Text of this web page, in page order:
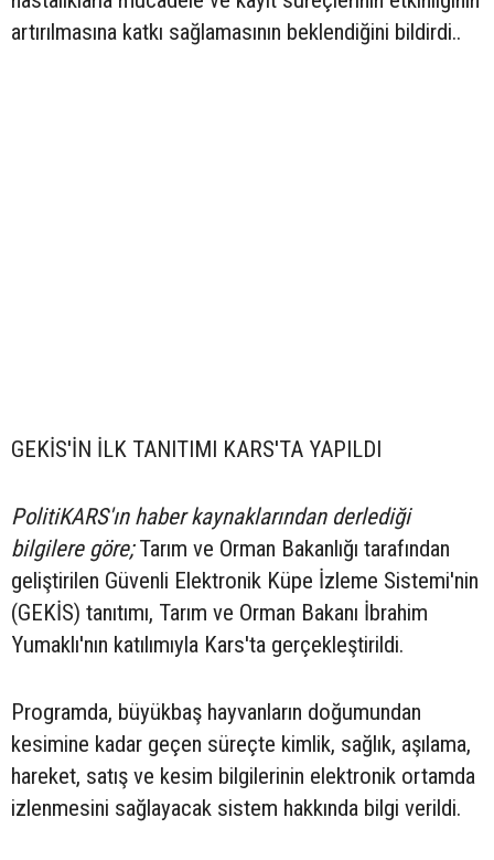
artırılmasına katkı sağlamasının beklendiğini bildirdi..
GEKİS'İN İLK TANITIMI KARS'TA YAPILDI
PolitiKARS'ın haber kaynaklarından derlediği
bilgilere göre;Tarım ve Orman Bakanlığı tarafından
geliştirilen Güvenli Elektronik Küpe İzleme Sistemi'nin
(GEKİS) tanıtımı, Tarım ve Orman Bakanı İbrahim
Yumaklı'nın katılımıyla Kars'ta gerçekleştirildi.
Programda, büyükbaş hayvanların doğumundan
kesimine kadar geçen süreçte kimlik, sağlık, aşılama,
hareket, satış ve kesim bilgilerinin elektronik ortamda
izlenmesini sağlayacak sistem hakkında bilgi verildi.